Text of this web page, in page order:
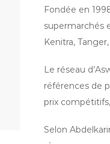
Fondée en
supermarchés
Kenitra,
Le réseau
références de
prix
Selon